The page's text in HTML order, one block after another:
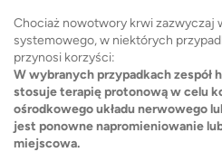
Chociaż nowotwory krwi zazwyczaj
systemowego, w niektórych
przynosi korzyści:
W wybranych przypadkach zespół
stosuje terapię protonową w celu
ośrodkowego układu nerwowego
jest ponowne napromieniowanie
miejscowa.